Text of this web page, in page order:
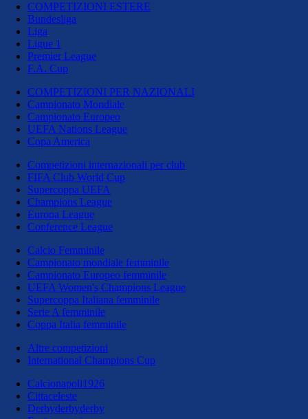
COMPETIZIONI ESTERE
Bundesliga
Liga
Ligue 1
Premier League
F.A. Cup
COMPETIZIONI PER NAZIONALI
Campionato Mondiale
Campionato Europeo
UEFA Nations League
Copa America
Competizioni internazionali per club
FIFA Club World Cup
Supercoppa UEFA
Champions League
Europa League
Conference League
Calcio Femminile
Campionato mondiale femminile
Campionato Europeo femminile
UEFA Women's Champions League
Supercoppa Italiana femminile
Serie A femminile
Coppa Italia femminile
Altre competizioni
International Champions Cup
Calcionapoli1926
Cittaceleste
Derbyderbyderby